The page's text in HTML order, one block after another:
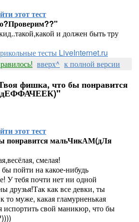
этот тест
и должен быть тру
тесты LiveInternet.ru
вверх^ к полной версии
фишка, что бы понравится
этот тест
понравится мальЧикАМ(дЛя
смелая!
пойти на какое-нибудь
У тебя почти нет ни одной
друзья!Так как все девки, ты
то муже, какая гламурненькая
испортить свой маникюр, что бы